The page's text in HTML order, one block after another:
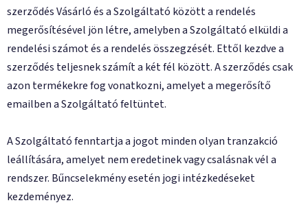
szerződés Vásárló és a Szolgáltató között a rendelés
megerősítésével jön létre, amelyben a Szolgáltató elküldi a
rendelési számot és a rendelés összegzését. Ettől kezdve a
szerződés teljesnek számít a két fél között. A szerződés csak
azon termékekre fog vonatkozni, amelyet a megerősítő
emailben a Szolgáltató feltüntet.
A Szolgáltató fenntartja a jogot minden olyan tranzakció
leállítására, amelyet nem eredetinek vagy csalásnak vél a
rendszer. Bűncselekmény esetén jogi intézkedéseket
kezdeményez.